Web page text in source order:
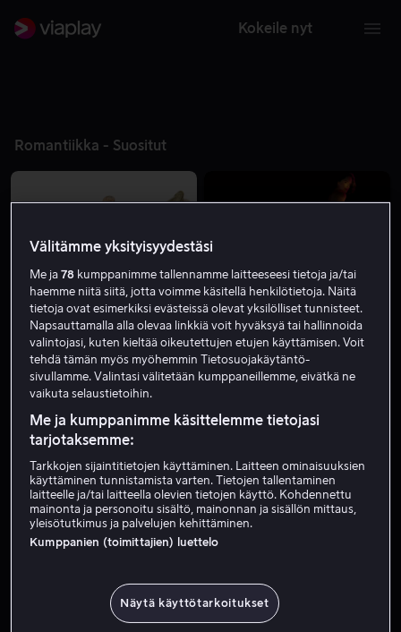
Kokeile nyt
Romantiikka - Suositut
Vain meillä
Välitämme yksityisyydestäsi
Me ja78 kumppanimme tallennamme laitteeseesi tietoja ja/tai
haemme niitä siitä, jotta voimme käsitellä henkilötietoja. Näitä
tietoja ovat esimerkiksi evästeissä olevat yksilölliset tunnisteet.
Napsauttamalla alla olevaa linkkiä voit hyväksyä tai hallinnoida
valintojasi, kuten kieltää oikeutettujen etujen käyttämisen. Voit
tehdä tämän myös myöhemmin Tietosuojakäytäntö-
sivullamme. Valintasi välitetään kumppaneillemme, eivätkä ne
vaikuta selaustietoihin.
Me ja kumppanimme käsittelemme tietojasi
tarjotaksemme:
Tarkkojen sijaintitietojen käyttäminen. Laitteen ominaisuuksien
käyttäminen tunnistamista varten. Tietojen tallentaminen
laitteelle ja/tai laitteella olevien tietojen käyttö. Kohdennettu
mainonta ja personoitu sisältö, mainonnan ja sisällön mittaus,
yleisötutkimus ja palvelujen kehittäminen.
Kumppanien (toimittajien) luettelo
Näytä käyttötarkoitukset